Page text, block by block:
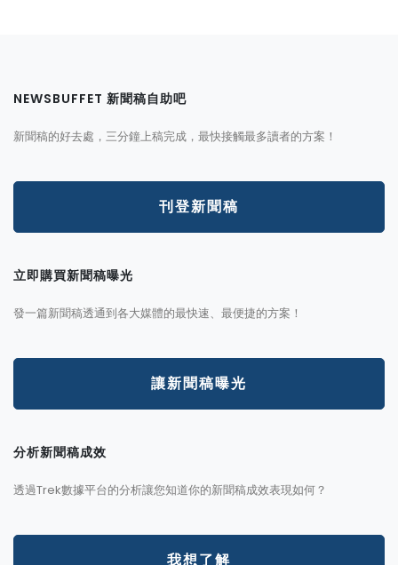
NEWSBUFFET 新聞稿自助吧
新聞稿的好去處，三分鐘上稿完成，最快接觸最多讀者的方案！
刊登新聞稿
立即購買新聞稿曝光
發一篇新聞稿透通到各大媒體的最快速、最便捷的方案！
讓新聞稿曝光
分析新聞稿成效
透過Trek數據平台的分析讓您知道你的新聞稿成效表現如何？
我想了解